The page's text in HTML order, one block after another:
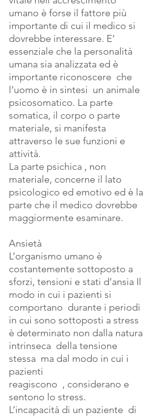
umano è forse il fattore più
importante di cui il medico si
dovrebbe interessare. E’
essenziale che la personalità
umana sia analizzata ed è
importante riconoscere  che
l’uomo è in sintesi  un animale
psicosomatico. La parte
somatica, il corpo o parte
materiale, si manifesta
attraverso le sue funzioni e
attività.
La parte psichica , non
materiale, concerne il lato
psicologico ed emotivo ed è la
parte che il medico dovrebbe
maggiormente esaminare.
Ansietà
L’organismo umano è
costantemente sottoposto a
sforzi, tensioni e stati d’ansia Il
modo in cui i pazienti si
comportano  durante i periodi
in cui sono sottoposti a stress
è determinato non dalla natura
intrinseca  della tensione
stessa  ma dal modo in cui i
pazienti
reagiscono  , considerano e
sentono lo stress.
L’incapacità di un paziente  di